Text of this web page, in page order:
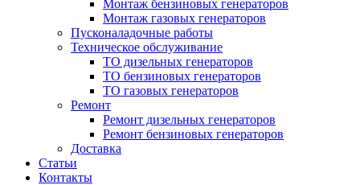
Монтаж бензиновых генераторов
Монтаж газовых генераторов
Пусконаладочные работы
Техническое обслуживание
ТО дизельных генераторов
ТО бензиновых генераторов
ТО газовых генераторов
Ремонт
Ремонт дизельных генераторов
Ремонт бензиновых генераторов
Доставка
Статьи
Контакты